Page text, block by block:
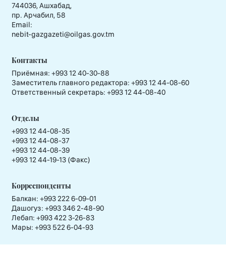
744036, Ашхабад,
пр. Арчабил, 58
Email:
nebit-gazgazeti@oilgas.gov.tm
Контакты
Приёмная: +993 12 40-30-88
Заместитель главного редактора: +993 12 44-08-60
Ответственный секретарь: +993 12 44-08-40
Отделы
+993 12 44-08-35
+993 12 44-08-37
+993 12 44-08-39
+993 12 44-19-13 (Факс)
Корреспонденты
Балкан: +993 222 6-09-01
Дашогуз: +993 346 2-48-90
Лебап: +993 422 3-26-83
Мары: +993 522 6-04-93